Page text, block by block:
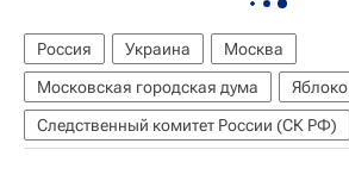
Россия Украина
Москва
Московская городская дума
Яблоко
Следственный комитет России (СК РФ)